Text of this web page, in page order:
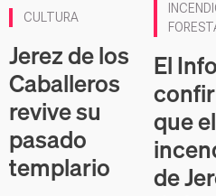
CULTURA
Jerez de los
Caballeros
revive su
pasado
templario
El
que el
de